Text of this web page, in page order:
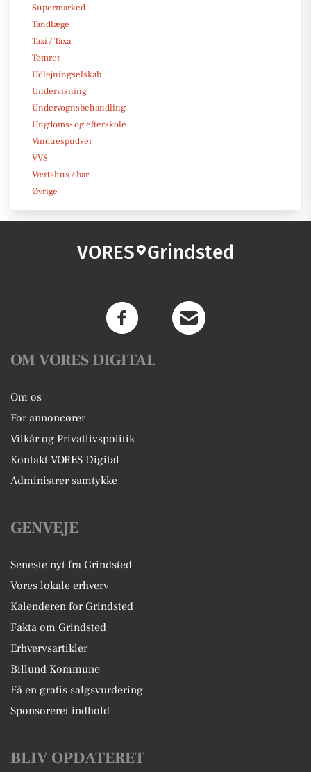
Supermarked
Tandlæge
Taxi / Taxa
Tømrer
Udlejningselskab
Undervisning
Undervognsbehandling
Ungdoms- og efterskole
Vinduespudser
VVS
Værtshus / bar
Øvrige
VORES Grindsted
OM VORES DIGITAL
Om os
For annoncører
Vilkår og Privatlivspolitik
Kontakt VORES Digital
Administrer samtykke
GENVEJE
Seneste nyt fra Grindsted
Vores lokale erhverv
Kalenderen for Grindsted
Fakta om Grindsted
Erhvervsartikler
Billund Kommune
Få en gratis salgsvurdering
Sponsoreret indhold
BLIV OPDATERET